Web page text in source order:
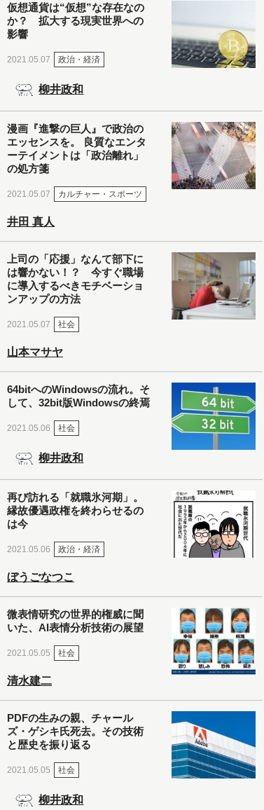
仮想通貨は“仮想”な存在なの
か？ 拡大する現実世界への
影響
2021.05.07 政治・経済
柳井政和
漫画『進撃の巨人』で政治の
エッセンスを。 良質なエンタ
ーテイメントは「政治離れ」
の処方箋
2021.05.07 カルチャー・スポーツ
井田 真人
上司の「応援」なんて部下に
は響かない！？ 今すぐ職場
に導入するべきモチベーショ
ンアップの方法
2021.05.07 社会
山本マサヤ
64bitへのWindowsの流れ。そ
して、32bit版Windowsの終焉
2021.05.06 社会
柳井政和
再び訪れる「就職氷河期」。
縁故優遇政権を終わらせるの
は今
2021.05.06 政治・経済
ぼうごなつこ
微表情研究の世界的権威に聞
いた、AI表情分析技術の展望
2021.05.05 社会
清水建二
PDFの生みの親、チャール
ズ・ゲシキ氏死去。その技術
と歴史を振り返る
2021.05.05 社会
柳井政和